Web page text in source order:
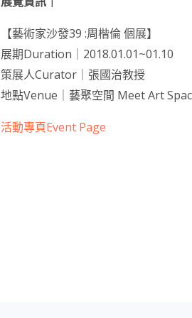
【藝術家沙發39 :周楷倫 個展】
展期Duration｜2018.01.01~01.10
策展人Curator｜張國治教授
地點Venue｜藝聚空間 Meet Art
活動專頁Event Page